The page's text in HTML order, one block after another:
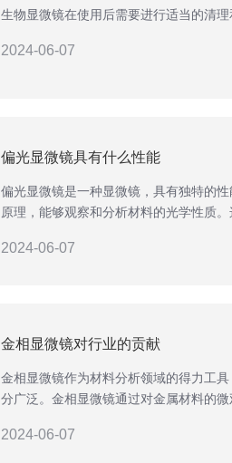
生物显微镜在使用后需要进行适当的清
2024-06-07
偏光显微镜具有什么性能
偏光显微镜是一种显微镜，具有独特的
原理，能够观察和分析材料的光学性质
2024-06-07
金相显微镜对行业的贡献
金相显微镜作为材料分析领域的得力工
分广泛。金相显微镜通过对金属材料的
2024-06-07